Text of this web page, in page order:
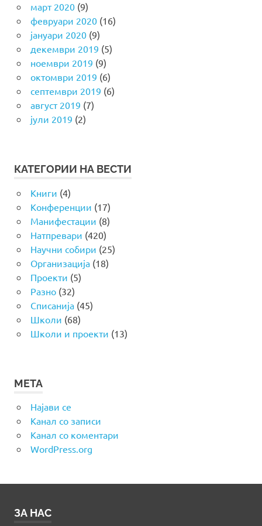
март 2020(9)
февруари 2020(16)
јануари 2020(9)
декември 2019 (5)
ноември 2019 (9)
октомври 2019 (6)
септември 2019 (6)
август 2019 (7)
јули 2019 (2)
КАТЕГОРИИ НА ВЕСТИ
Книги (4)
Конференции (17)
Манифестации (8)
Натпревари (420)
Научни собири (25)
Организација(18)
Проекти (5)
Разно(32)
Списанија(45)
Школи (68)
Школи и проекти (13)
МЕТА
Најави се
Канал со записи
Канал со коментари
WordPress.org
ЗА НАС